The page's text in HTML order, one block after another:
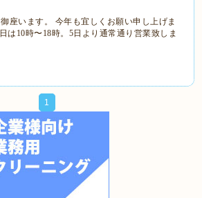
座います。 今年も宜しくお願い申し上げま
は10時〜18時。5日より通常通り営業致しま
1